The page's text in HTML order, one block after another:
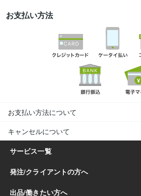
お支払い方法
お支払い方法について
キャンセルについて